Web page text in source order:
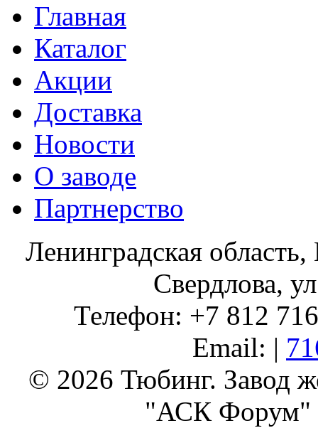
Главная
Каталог
Акции
Доставка
Новости
О заводе
Партнерство
Ленинградская
Свердлова,
Телефон: +7 812
Email: |
© 2026 Тюбинг. Завод
"АСК Форум"